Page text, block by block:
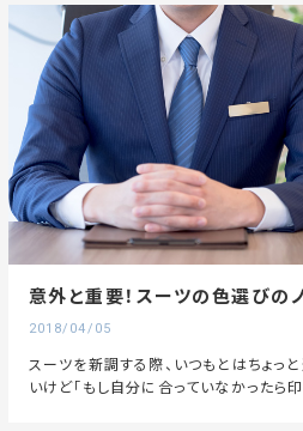
意外と重要！スーツの色選びの
2018/04/05
スーツを新調する際、いつもとはちょっ
いけど「もし自分に合っていなかったら